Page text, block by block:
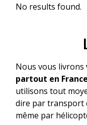
No results found.
Nous vous livrons
partout en France
utilisons tout
dire par transport
même par